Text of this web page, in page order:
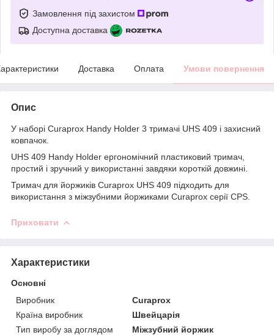
Замовлення під захистом
Доступна доставка
Доставка Оплата Умови повернення
Опис
У наборі Curaprox Handy Holder 3 тримачі UHS 409 і захисний
ковпачок.
UHS 409 Handy Holder ергономічний пластиковий тримач,
простий і зручний у використанні завдяки короткій довжині.
Тримач для йоржиків Curaprox UHS 409 підходить для
використання з міжзубними йоржиками Curaprox серії CPS.
Приховати
Характеристики
Основні
Виробник
Curaprox
Країна виробник
Швейцарія
Тип виробу за доглядом
Міжзубний йоржик